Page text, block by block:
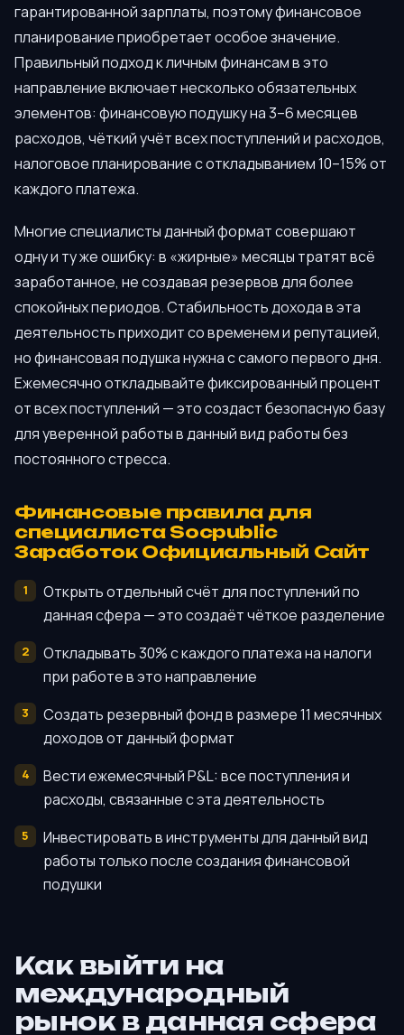
гарантированной зарплаты, поэтому финансовое
планирование приобретает особое значение.
Правильный подход к личным финансам в это
направление включает несколько обязательных
элементов: финансовую подушку на 3–6 месяцев
расходов, чёткий учёт всех поступлений и расходов,
налоговое планирование с откладыванием 10–15% от
каждого платежа.
Многие специалисты данный формат совершают
одну и ту же ошибку: в «жирные» месяцы тратят всё
заработанное, не создавая резервов для более
спокойных периодов. Стабильность дохода в эта
деятельность приходит со временем и репутацией,
но финансовая подушка нужна с самого первого дня.
Ежемесячно откладывайте фиксированный процент
от всех поступлений — это создаст безопасную базу
для уверенной работы в данный вид работы без
постоянного стресса.
Финансовые правила для
специалиста Socpublic
Заработок Официальный Сайт
Открыть отдельный счёт для поступлений по
данная сфера — это создаёт чёткое разделение
Откладывать 30% с каждого платежа на налоги
при работе в это направление
Создать резервный фонд в размере 11 месячных
доходов от данный формат
Вести ежемесячный P&L: все поступления и
расходы, связанные с эта деятельность
Инвестировать в инструменты для данный вид
работы только после создания финансовой
подушки
Как выйти на
международный
рынок в данная сфера